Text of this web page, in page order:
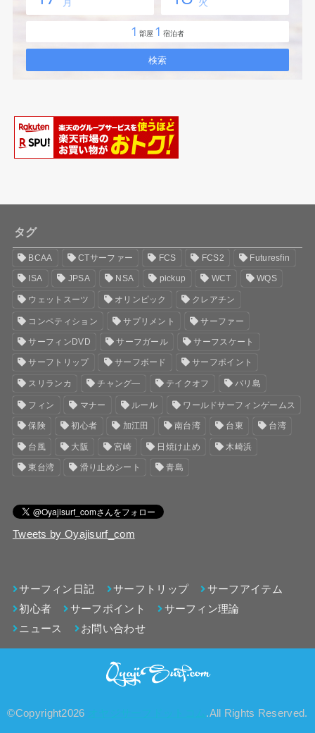
タグ
BCAA CTサーファー FCS FCS2 Futuresfin
ISA JPSA NSA pickup WCT WQS
ウェットスーツ オリンピック クレアチン
コンペティション サプリメント サーファー
サーフィンDVD サーフガール サーフスケート
サーフトリップ サーフボード サーフポイント
スリランカ チャング― テイクオフ バリ島
フィン マナー ルール ワールドサーフィンゲームス
保険 初心者 加江田 南台湾 台東 台湾
台風 大阪 宮崎 日焼け止め 木崎浜
東台湾 滑り止めシート 青島
Tweets by Oyajisurf_com
サーフィン日記 サーフトリップ
サーフアイテム
初心者
サーフポイント
サーフィン理論
ニュース
お問い合わせ
©Copyright2026 .All Rights Reserved.